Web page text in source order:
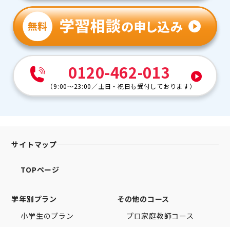
0120-462-013
（9:00～23:00 ／土日・祝日も受付しております）
サイトマップ
TOPページ
学年別プラン
小学生のプラン
その他のコース
プロ家庭教師コース